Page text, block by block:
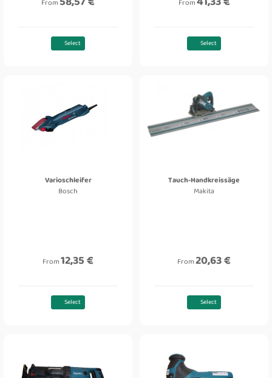
From
Select
From
Select
Varioschleifer
Bosch
From12,35 €
Select
Tauch-Handkreissäge
Makita
From20,63 €
Select